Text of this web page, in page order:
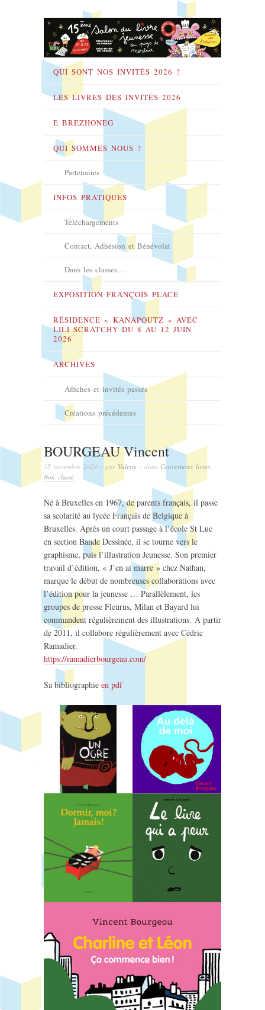
QUI SONT NOS INVITÉS 2026 ?
LES LIVRES DES INVITÉS 2026
E BREZHONEG
QUI SOMMES NOUS ?
Partenaires
INFOS PRATIQUES
Téléchargements
Contact, Adhésion et Bénévolat
Dans les classes…
EXPOSITION FRANÇOIS PLACE
RÉSIDENCE « KANAPOUTZ » AVEC
LILI SCRATCHY DU 8 AU 12 JUIN
2026
ARCHIVES
Affiches et invités passés
Créations précédentes
BOURGEAU Vincent
15 novembre 2024 · par Valerie · dans Couvertures livres
Non classé
Né à Bruxelles en 1967, de parents français, il passe
sa scolarité au lycée Français de Belgique à
Bruxelles. Après un court passage à l’école St Luc
en section Bande Dessinée, il se tourne vers le
graphisme, puis l’illustration Jeunesse. Son premier
travail d’édition, « J’en ai marre » chez Nathan,
marque le début de nombreuses collaborations avec
l’édition pour la jeunesse … Parallèlement, les
groupes de presse Fleurus, Milan et Bayard lui
commandent régulièrement des illustrations. A partir
de 2011, il collabore régulièrement avec Cédric
Ramadier.
https://ramadierbourgeau.com/
Sa bibliographie en pdf